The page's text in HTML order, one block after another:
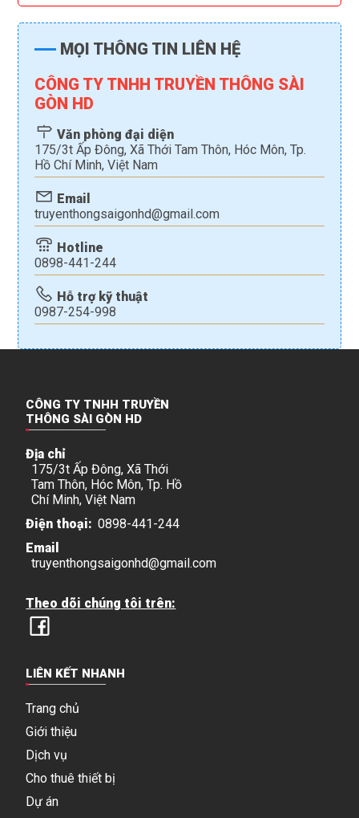
MỌI THÔNG TIN LIÊN HỆ
CÔNG TY TNHH TRUYỀN THÔNG SÀI
GÒN HD
Văn phòng đại diện
175/3t Ấp Đông, Xã Thới Tam Thôn, Hóc Môn, Tp.
Hồ Chí Minh, Việt Nam
Email
truyenthongsaigonhd@gmail.com
Hotline
0898-441-244
Hỗ trợ kỹ thuật
0987-254-998
CÔNG TY TNHH TRUYỀN
THÔNG SÀI GÒN HD
Địa chỉ
175/3t Ấp Đông, Xã Thới
Tam Thôn, Hóc Môn, Tp. Hồ
Chí Minh, Việt Nam
Điện thoại: 0898-441-244
Email
truyenthongsaigonhd@gmail.com
Theo dõi chúng tôi trên:
LIÊN KẾT NHANH
Trang chủ
Giới thiệu
Dịch vụ
Cho thuê thiết bị
Dự án